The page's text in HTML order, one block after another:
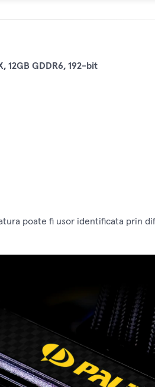
GDDR6, 192-bit
poate fi usor identificata prin